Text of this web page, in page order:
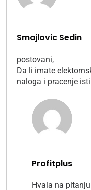
Smajlovic Sedin
postovani,
Da li imate
naloga i pracenje
Profitplus
Hvala na